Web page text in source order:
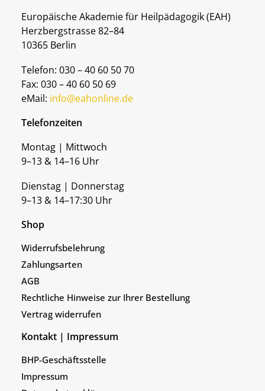
Europäische Akademie für Heilpädagogik (EAH)
Herzbergstrasse 82–84
10365 Berlin
Telefon: 030 – 40 60 50 70
Fax: 030 – 40 60 50 69
eMail: info@eahonline.de
Telefonzeiten
Montag | Mittwoch
9–13 & 14–16 Uhr
Dienstag | Donnerstag
9–13 & 14–17:30 Uhr
Shop
Widerrufsbelehrung
Zahlungsarten
AGB
Rechtliche Hinweise zur Ihrer Bestellung
Vertrag widerrufen
Kontakt | Impressum
BHP-Geschäftsstelle
Impressum